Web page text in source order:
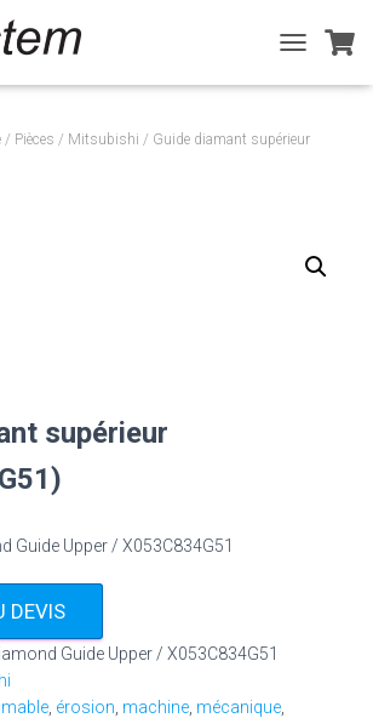
O
/ Pièces / Mitsubishi / Guide diamant supérieur
supérieur
Guide Upper / X053C834G51
DEVIS
Guide Upper / X053C834G51
érosion machine mécanique